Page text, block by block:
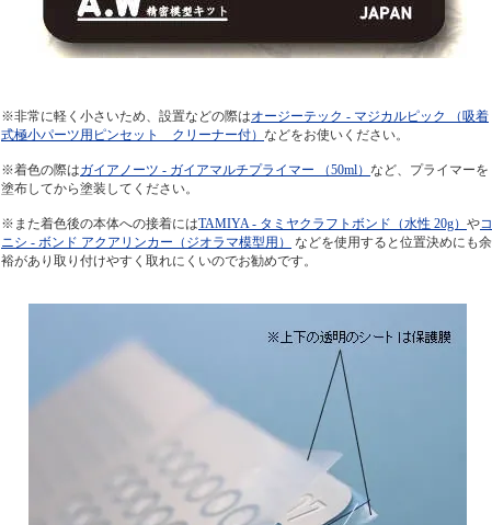
※非常に軽く小さいため、設置などの際はオージーテック - マジカルピック （吸着
式極小パーツ用ピンセット クリーナー付） などをお使いください。
※着色の際はガイアノーツ - ガイアマルチプライマー （50ml） など、プライマーを
塗布してから塗装してください。
※また着色後の本体への接着にはTAMIYA - タミヤクラフトボンド（水性 20g） やコ
ニシ - ボンド アクアリンカー（ジオラマ模型用）
などを使用すると位置決めにも余
裕があり取り付けやすく取れにくいのでお勧めです。